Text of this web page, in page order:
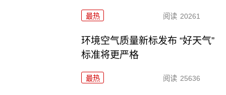
最热 阅读 20261
环境空气质量新标发布 “好天气”
标准将更严格
最热 阅读 25636